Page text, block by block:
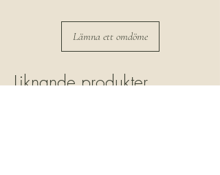
Lämna ett omdöme
Liknande produkter